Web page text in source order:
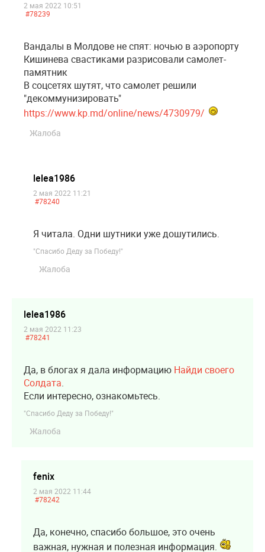
2 мая 2022 10:51
#78239
Вандалы в Молдове не спят: ночью в аэропорту
Кишинева свастиками разрисовали самолет-
памятник
В соцсетях шутят, что самолет решили
"декоммунизировать"
https://www.kp.md/online/news/4730979/
Жалоба
lelea1986
2 мая 2022 11:21
#78240
Я читала. Одни шутники уже дошутились.
"Спасибо Деду за Победу!"
Жалоба
lelea1986
2 мая 2022 11:23
#78241
Да, в блогах я дала информацию Найди своего
Солдата.
Если интересно, ознакомьтесь.
"Спасибо Деду за Победу!"
Жалоба
fenix
2 мая 2022 11:44
#78242
Да, конечно, спасибо большое, это очень
важная, нужная и полезная информация.